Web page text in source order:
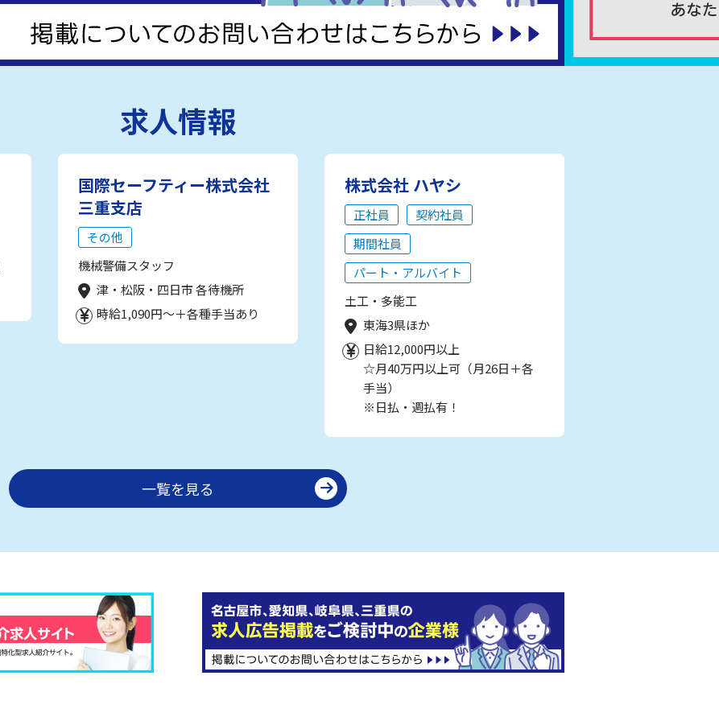
求人情報
国際セーフティー株式会社
三重支店
その他
機械警備スタッフ
津・松阪・四日市 各待機所
時給1,090円～＋各種手当あり
株式会社 ハヤシ
正社員
契約社員
期間社員
パート・アルバイト
土工・多能工
東海3県ほか
日給12,000円以上
☆月40万円以上可（月26日＋各
手当）
※日払・週払有！
一覧を見る